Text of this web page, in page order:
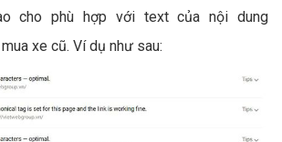
cho phù hợp với text của nội dung
xe cũ. Ví dụ như sau: